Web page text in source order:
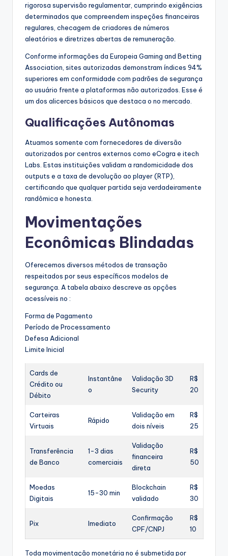
rigorosa supervisão regulamentar, cumprindo exigências
determinados que compreendem inspeções financeiras
regulares, checagem de criadores de números
aleatórios e diretrizes abertas de remuneração.
Conforme informações da Europeia Gaming and Betting
Association, sites autorizadas demonstram índices 94%
superiores em conformidade com padrões de segurança
ao usuário frente a plataformas não autorizados. Esse é
um dos alicerces básicos que destaca o no mercado.
Qualificações Autônomas
Atuamos somente com fornecedores de diversão
autorizados por centros externos como eCogra e itech
Labs. Estas instituições validam a randomicidade dos
outputs e a taxa de devolução ao player (RTP),
certificando que qualquer partida seja verdadeiramente
randômica e honesta.
Movimentações
Econômicas Blindadas
Oferecemos diversos métodos de transação
respeitados por seus específicos modelos de
segurança. A tabela abaixo descreve as opções
acessíveis no :
Forma de Pagamento
Período de Processamento
Defesa Adicional
Limite Inicial
Cards de
Crédito ou
Débito
Instantâne
o
Validação 3D
Security
R$
20
Carteiras
Virtuais
Rápido
Validação em
dois níveis
R$
25
Transferência
de Banco
1-3 dias
comerciais
Validação
financeira
direta
R$
50
Moedas
Digitais
15-30 min
Blockchain
validado
R$
30
Pix Imediato
Confirmação
CPF/CNPJ
R$
10
Toda movimentação monetária no é submetida por